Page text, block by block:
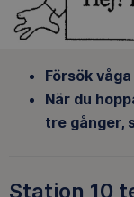
Försök
När du
tre gånger,
Station 10